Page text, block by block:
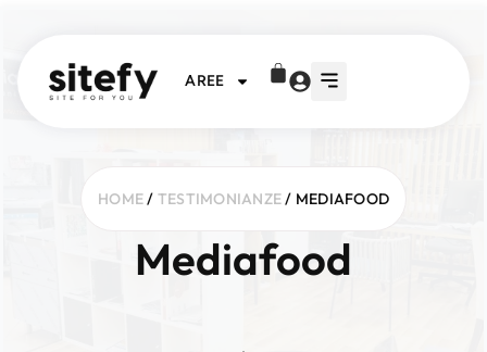
AREE
HOME/ TESTIMONIANZE/ MEDIAFOOD
Mediafood